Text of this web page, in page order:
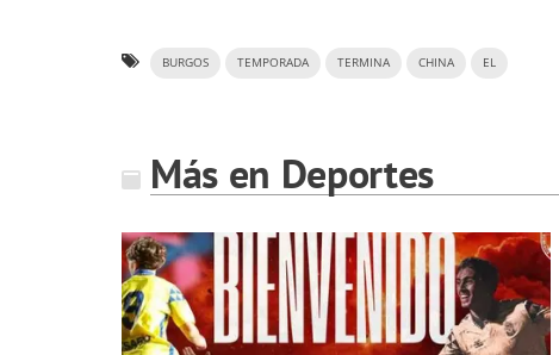
BURGOS TEMPORADA TERMINA CHINA EL
Más en Deportes